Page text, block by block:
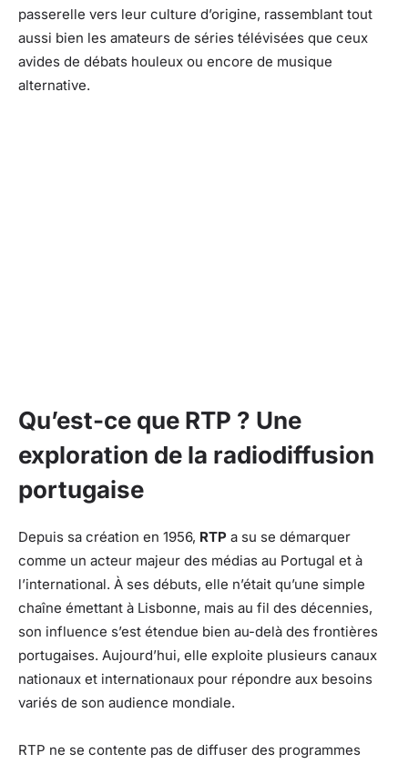
passerelle vers leur culture d’origine, rassemblant tout
aussi bien les amateurs de séries télévisées que ceux
avides de débats houleux ou encore de musique
alternative.
Qu’est-ce que RTP ? Une
exploration de la radiodiffusion
portugaise
Depuis sa création en 1956, RTP a su se démarquer
comme un acteur majeur des médias au Portugal et à
l’international. À ses débuts, elle n’était qu’une simple
chaîne émettant à Lisbonne, mais au fil des décennies,
son influence s’est étendue bien au-delà des frontières
portugaises. Aujourd’hui, elle exploite plusieurs canaux
nationaux et internationaux pour répondre aux besoins
variés de son audience mondiale.
RTP ne se contente pas de diffuser des programmes